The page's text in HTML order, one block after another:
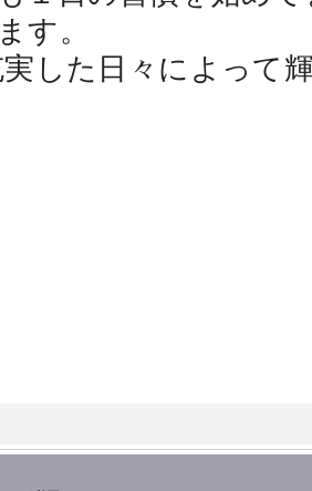
す。
した日々によって